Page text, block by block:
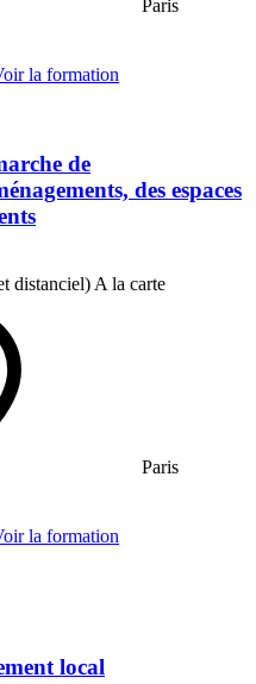
Paris
la formation
de
des espaces
distanciel) A la carte
Paris
la formation
local